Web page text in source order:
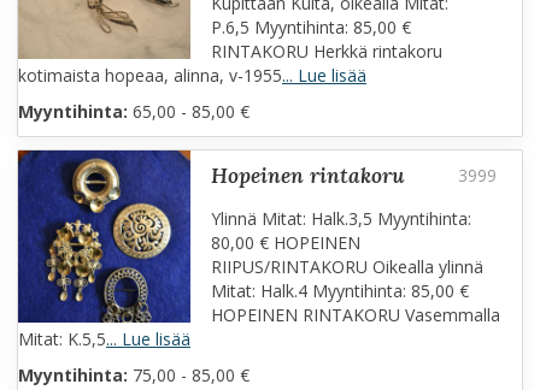
P.6,5 Myyntihinta: 85,00 €
RINTAKORU Herkkä rintakoru
kotimaista hopeaa, alinna, v-1955... Lue lisää
Myyntihinta: 65,00 - 85,00 €
hopeinen rintakoru
Ylinnä Mitat: Halk.3,5 Myyntihinta:
80,00 € HOPEINEN
RIIPUS/RINTAKORU Oikealla ylinnä
Mitat: Halk.4 Myyntihinta: 85,00 €
HOPEINEN RINTAKORU Vasemmalla
Mitat: K.5,5... Lue lisää
Myyntihinta: 75,00 - 85,00 €